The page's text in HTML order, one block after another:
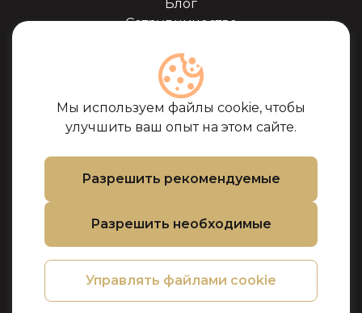
Мы используем файлы cookie, чтобы
улучшить ваш опыт на этом сайте.
Разрешить рекомендуемые
Разрешить необходимые
Управлять файлами cookie
Блог
Сотрудничество
Сертификаты
Часто задоваемые
вопросы
Поддержка
Политика
файлов cookie
Политика
конфиденциальности
Политика
возврата товара и